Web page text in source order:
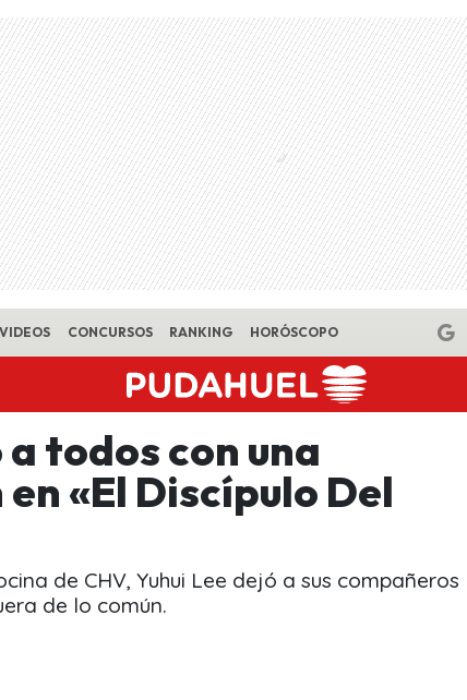
VIDEOS CONCURSOS RANKING HORÓSCOPO
todos con una
«El Discípulo Del
de CHV, Yuhui Lee dejó a sus compañeros
de lo común.